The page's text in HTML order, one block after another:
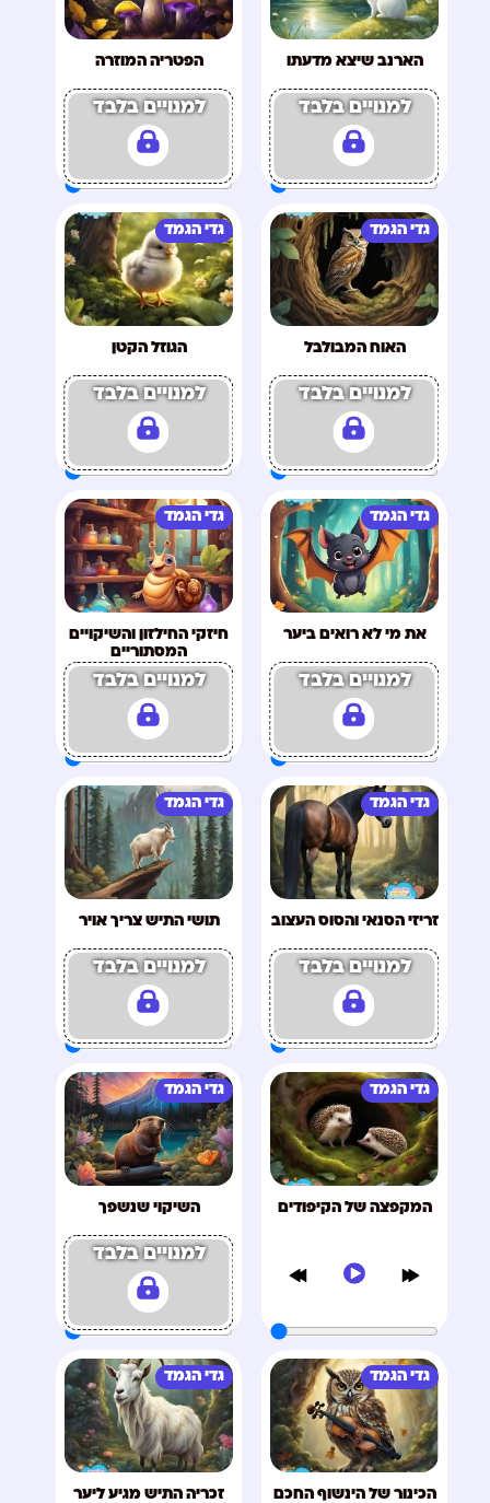
הארנב שיצא מדעתו
למנויים בלבד
הפטריה המוזרה
למנויים בלבד
גדי הגמד
האוח המבולבל
למנויים בלבד
גדי הגמד
הגוזל הקטן
למנויים בלבד
גדי הגמד
את מי לא רואים ביער
למנויים בלבד
גדי הגמד
חיזקי החילזון והשיקויים
המסתוריים
למנויים בלבד
גדי הגמד
זריזי הסנאי והסוס העצוב
למנויים בלבד
גדי הגמד
תושי התיש צריך אויר
למנויים בלבד
גדי הגמד
המקפצה של הקיפודים
גדי הגמד
השיקוי שנשפך
למנויים בלבד
גדי הגמד
הכינור של הינשוף החכם
גדי הגמד
זכריה התיש מגיע ליער